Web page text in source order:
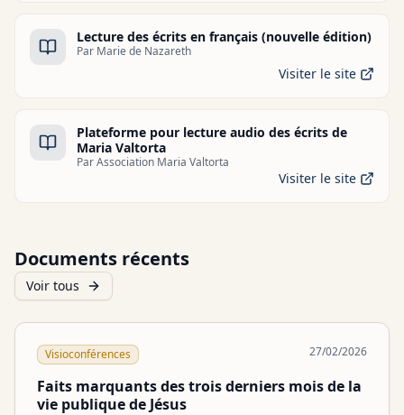
Lecture des écrits en français (nouvelle édition)
Par Marie de Nazareth
Visiter le site
Plateforme pour lecture audio des écrits de
Maria Valtorta
ParAssociation Maria Valtorta
Visiter le site
Documents récents
Voir tous
Visioconférences 27/02/2026
Faits marquants des trois derniers mois de la
vie publique de Jésus